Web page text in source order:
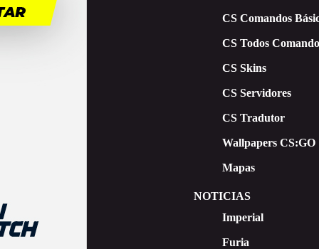
CS Comandos
CS Todos
CS Skins
CS Servidores
CS Tradutor
Wallpapers CS:GO
Mapas
NOTICIAS
Imperial
Furia